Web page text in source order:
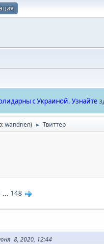
с Украиной. Узнайте
wandrien) ► Твиттер
... 148
8, 2020, 12:44